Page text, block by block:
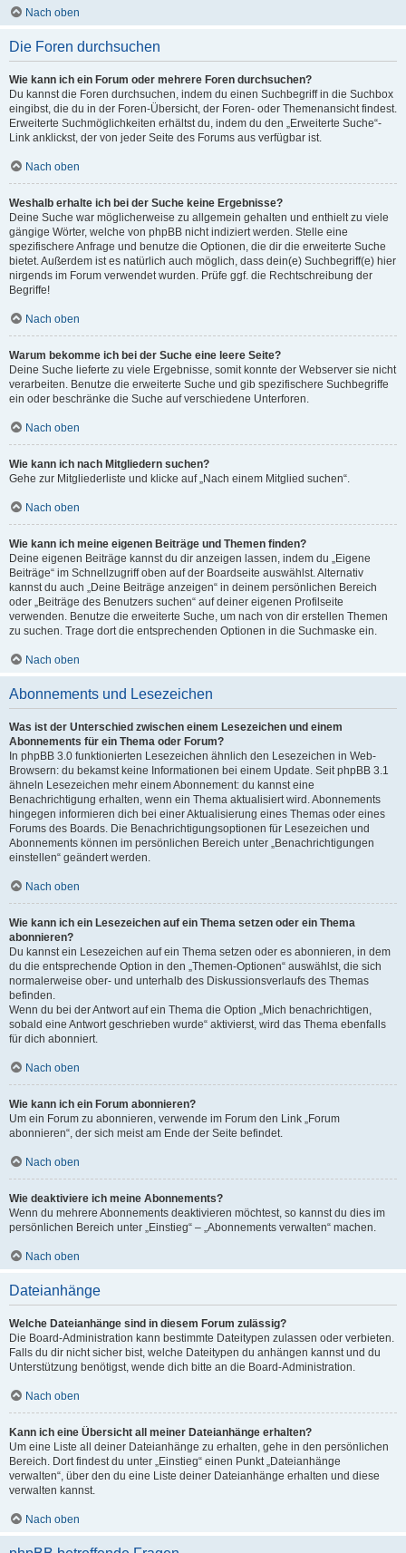
Nach oben
Die Foren durchsuchen
Wie kann ich ein Forum oder mehrere Foren durchsuchen?
Du kannst die Foren durchsuchen, indem du einen Suchbegriff in die Suchbox
eingibst, die du in der Foren-Übersicht, der Foren- oder Themenansicht findest.
Erweiterte Suchmöglichkeiten erhältst du, indem du den „Erweiterte Suche“-
Link anklickst, der von jeder Seite des Forums aus verfügbar ist.
Nach oben
Weshalb erhalte ich bei der Suche keine Ergebnisse?
Deine Suche war möglicherweise zu allgemein gehalten und enthielt zu viele
gängige Wörter, welche von phpBB nicht indiziert werden. Stelle eine
spezifischere Anfrage und benutze die Optionen, die dir die erweiterte Suche
bietet. Außerdem ist es natürlich auch möglich, dass dein(e) Suchbegriff(e) hier
nirgends im Forum verwendet wurden. Prüfe ggf. die Rechtschreibung der
Begriffe!
Nach oben
Warum bekomme ich bei der Suche eine leere Seite?
Deine Suche lieferte zu viele Ergebnisse, somit konnte der Webserver sie nicht
verarbeiten. Benutze die erweiterte Suche und gib spezifischere Suchbegriffe
ein oder beschränke die Suche auf verschiedene Unterforen.
Nach oben
Wie kann ich nach Mitgliedern suchen?
Gehe zur Mitgliederliste und klicke auf „Nach einem Mitglied suchen“.
Nach oben
Wie kann ich meine eigenen Beiträge und Themen finden?
Deine eigenen Beiträge kannst du dir anzeigen lassen, indem du „Eigene
Beiträge“ im Schnellzugriff oben auf der Boardseite auswählst. Alternativ
kannst du auch „Deine Beiträge anzeigen“ in deinem persönlichen Bereich
oder „Beiträge des Benutzers suchen“ auf deiner eigenen Profilseite
verwenden. Benutze die erweiterte Suche, um nach von dir erstellen Themen
zu suchen. Trage dort die entsprechenden Optionen in die Suchmaske ein.
Nach oben
Abonnements und Lesezeichen
Was ist der Unterschied zwischen einem Lesezeichen und einem
Abonnements für ein Thema oder Forum?
In phpBB 3.0 funktionierten Lesezeichen ähnlich den Lesezeichen in Web-
Browsern: du bekamst keine Informationen bei einem Update. Seit phpBB 3.1
ähneln Lesezeichen mehr einem Abonnement: du kannst eine
Benachrichtigung erhalten, wenn ein Thema aktualisiert wird. Abonnements
hingegen informieren dich bei einer Aktualisierung eines Themas oder eines
Forums des Boards. Die Benachrichtigungsoptionen für Lesezeichen und
Abonnements können im persönlichen Bereich unter „Benachrichtigungen
einstellen“ geändert werden.
Nach oben
Wie kann ich ein Lesezeichen auf ein Thema setzen oder ein Thema
abonnieren?
Du kannst ein Lesezeichen auf ein Thema setzen oder es abonnieren, in dem
du die entsprechende Option in den „Themen-Optionen“ auswählst, die sich
normalerweise ober- und unterhalb des Diskussionsverlaufs des Themas
befinden.
Wenn du bei der Antwort auf ein Thema die Option „Mich benachrichtigen,
sobald eine Antwort geschrieben wurde“ aktivierst, wird das Thema ebenfalls
für dich abonniert.
Nach oben
Wie kann ich ein Forum abonnieren?
Um ein Forum zu abonnieren, verwende im Forum den Link „Forum
abonnieren“, der sich meist am Ende der Seite befindet.
Nach oben
Wie deaktiviere ich meine Abonnements?
Wenn du mehrere Abonnements deaktivieren möchtest, so kannst du dies im
persönlichen Bereich unter „Einstieg“ – „Abonnements verwalten“ machen.
Nach oben
Dateianhänge
Welche Dateianhänge sind in diesem Forum zulässig?
Die Board-Administration kann bestimmte Dateitypen zulassen oder verbieten.
Falls du dir nicht sicher bist, welche Dateitypen du anhängen kannst und du
Unterstützung benötigst, wende dich bitte an die Board-Administration.
Nach oben
Kann ich eine Übersicht all meiner Dateianhänge erhalten?
Um eine Liste all deiner Dateianhänge zu erhalten, gehe in den persönlichen
Bereich. Dort findest du unter „Einstieg“ einen Punkt „Dateianhänge
verwalten“, über den du eine Liste deiner Dateianhänge erhalten und diese
verwalten kannst.
Nach oben